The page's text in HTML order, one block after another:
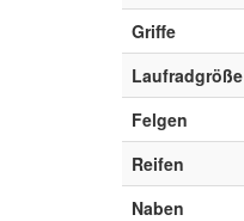
Griffe
Laufradgröße
Felgen
Reifen
Naben